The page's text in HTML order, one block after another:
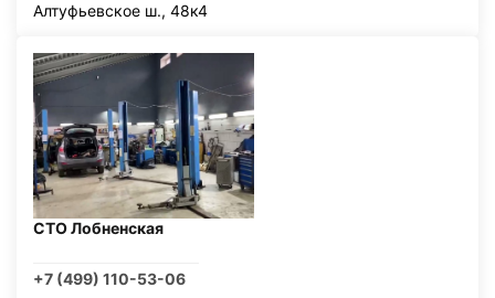
Алтуфьевское ш., 48к4
СТО Лобненская
+7 (499) 110-53-06